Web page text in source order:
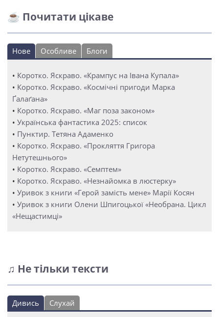
☕ Почитати цікаве
Нове Особливе Блоги
• Коротко. Яскраво. «Крампус на Івана Купала»
• Коротко. Яскраво. «Космічні пригоди Марка
Ґалаґана»
• Коротко. Яскраво. «Маг поза законом»
• Українська фантастика 2025: список
• Пунктир. Тетяна Адаменко
• Коротко. Яскраво. «Прокляття Григора
Нетутешнього»
• Коротко. Яскраво. «Семптем»
• Коротко. Яскраво. «Незнайомка в люстерку»
• Уривок з книги «Герой замість мене» Марії Косян
• Уривок з книги Олени Шпигоцької «Необрана. Цикл
«Нещастимці»
♫ Не тільки тексти
Дивись Слухай